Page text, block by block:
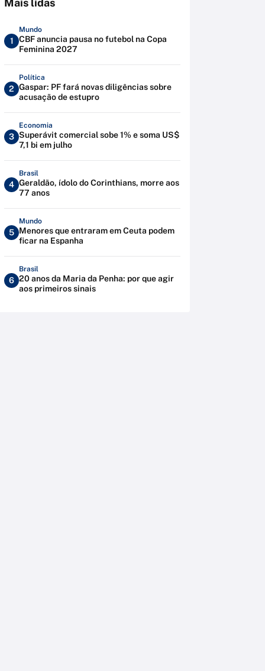
Mais lidas
1
Mundo
CBF anuncia pausa no futebol na Copa
Feminina 2027
2
Política
Gaspar: PF fará novas diligências sobre
acusação de estupro
3
Economia
Superávit comercial sobe 1% e soma US$
7,1 bi em julho
4
Brasil
Geraldão, ídolo do Corinthians, morre aos
77 anos
5
Mundo
Menores que entraram em Ceuta podem
ficar na Espanha
6
Brasil
20 anos da Maria da Penha: por que agir
aos primeiros sinais